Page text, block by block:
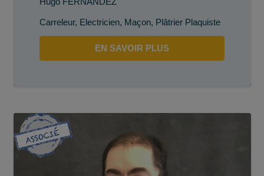
Carreleur, Electricien, Maçon, Plâtrier Plaquiste
EN SAVOIR PLUS